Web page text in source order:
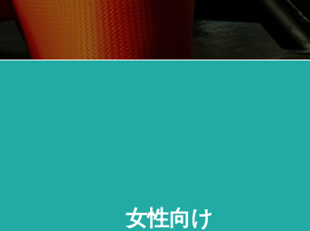
女性向け